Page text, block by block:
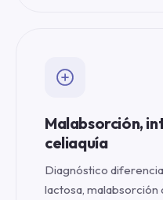
Malabsorción,
celiaquía
Diagnóstico
lactosa, malabsorción